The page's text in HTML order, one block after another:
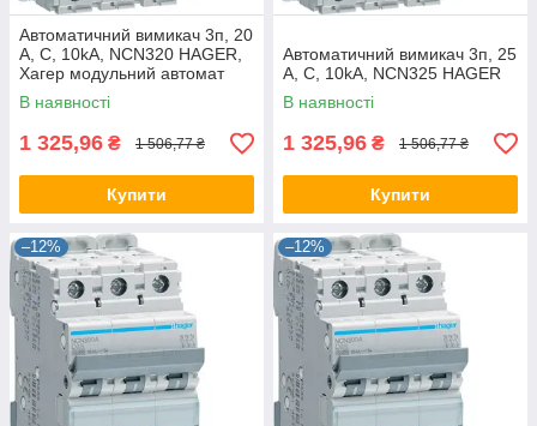
Автоматичний вимикач 3п, 20
А, C, 10kA, NCN320 HAGER,
Хагер модульний автомат
для щитів і боксів
В наявності
1 325,96 ₴ 1 506,77 ₴
Купити
Автоматичний вимикач 3п, 25
А, C, 10kA, NCN325 HAGER
В наявності
1 325,96 ₴ 1 506,77 ₴
Купити
–12% –12%